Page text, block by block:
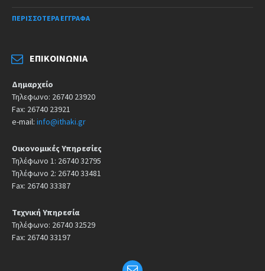
ΠΕΡΙΣΣΌΤΕΡΑ ΈΓΓΡΑΦΑ
ΕΠΙΚΟΙΝΩΝΊΑ
Δημαρχείο
Τηλεφωνο: 26740 23920
Fax: 26740 23921
e-mail: info@ithaki.gr
Οικονομικές Υπηρεσίες
Τηλέφωνο 1: 26740 32795
Τηλέφωνο 2: 26740 33481
Fax: 26740 33387
Τεχνική Υπηρεσία
Τηλέφωνο: 26740 32529
Fax: 26740 33197